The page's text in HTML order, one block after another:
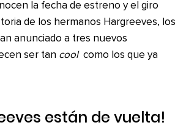
la fecha de estreno y el giro
de los hermanos Hargreeves, los
anunciado a tres nuevos
ser tan cool como los que ya
están de vuelta!